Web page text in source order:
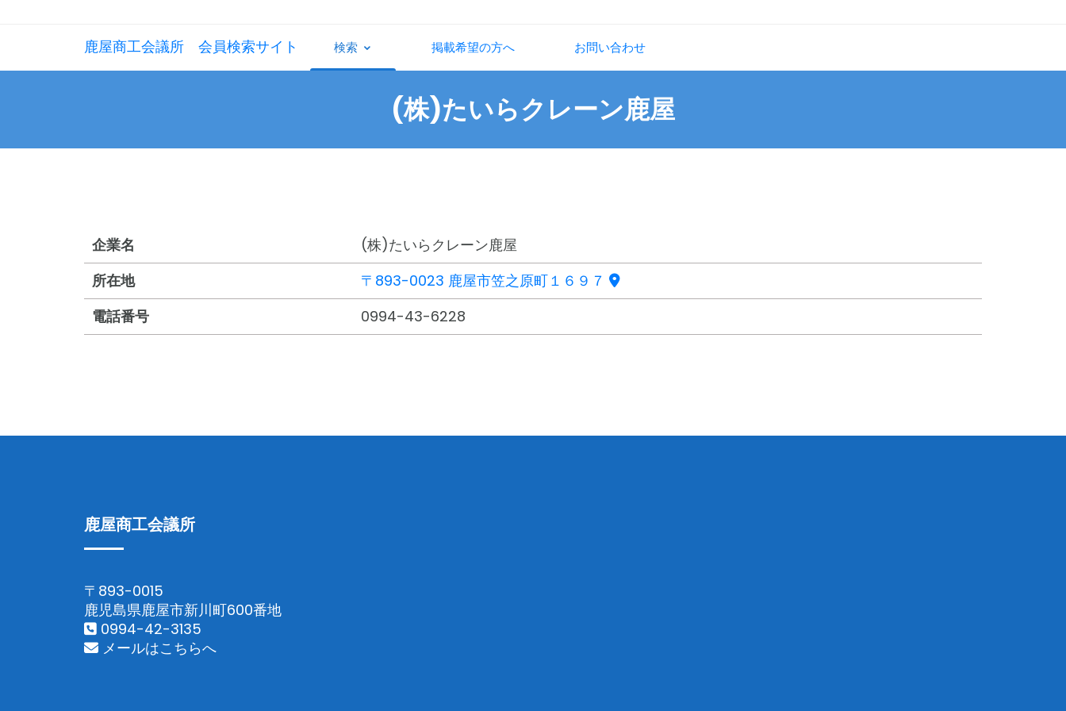
鹿屋商工会議所 会員検索サイト 検索 掲載希望の方へ お問い合わせ
(株)たいらクレーン鹿屋
企業名
(株)たいらクレーン鹿屋
所在地
〒893-0023 鹿屋市笠之原町１６９７
電話番号
0994-43-6228
鹿屋商工会議所
〒893-0015
鹿児島県鹿屋市新川町600番地
0994-42-3135
メールはこちらへ